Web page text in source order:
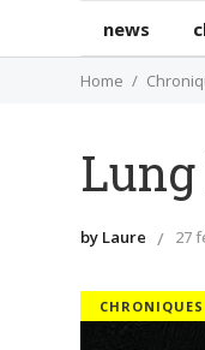
news
Home
by Laure 27
CHRONIQUES